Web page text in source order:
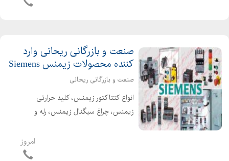
صنعت و بازرگانی ریحانی وارد
کننده محصولات زیمنس Siemens
صنعت و بازرگانی ریحانی
انواع کنتاکتور زیمنس، کلید حرارتی
زیمنس، چراغ سیگنال زیمنس، رله و
امروز